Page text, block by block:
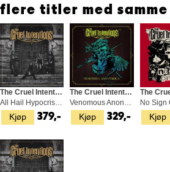
flere titler med
Kjøp
The Cruel Intentions
All Hail Hypocrisy (LP)
379,- Kjøp
The Cruel Intentions
Venomous Anonymous (LP)
329,- Kjøp